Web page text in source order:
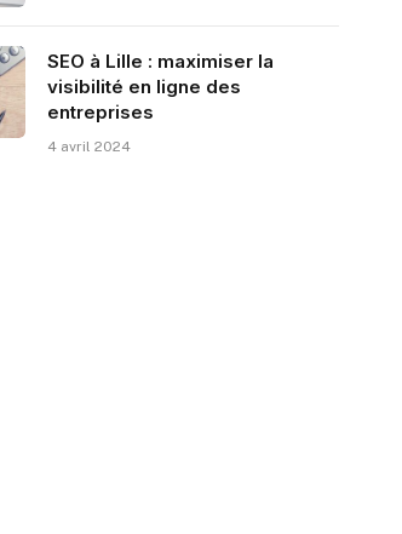
SEO à Lille : maximiser la
visibilité en ligne des
entreprises
4 avril 2024